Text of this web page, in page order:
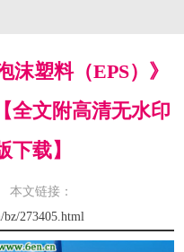
沫塑料（EPS）》
全文附高清无水印
载】
文链接：
273405.html